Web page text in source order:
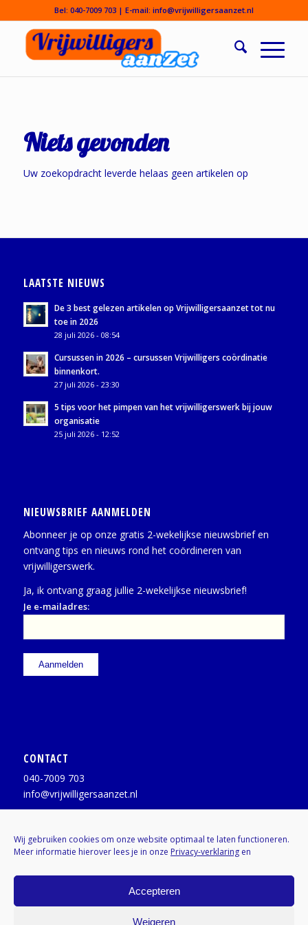
Wij gebruiken cookies om onze website optimaal te laten functioneren.
Meer informatie hierover lees je in onze Privacy-verklaring en
Accepteren
Weigeren
Bel: 040-7009 703| E-mail: info@vrijwilligersaanzet.nl
Niets gevonden
Uw zoekopdracht leverde helaas geen artikelen op
LAATSTE NIEUWS
De 3 best gelezen artikelen op Vrijwilligersaanzet tot nu
toe in 2026
28 juli 2026 - 08:54
Cursussen in 2026 – cursussen Vrijwilligers coördinatie
binnenkort.
27 juli 2026 - 23:30
5 tips voor het pimpen van het vrijwilligerswerk bij jouw
organisatie
25 juli 2026 - 12:52
NIEUWSBRIEF AANMELDEN
Abonneer je op onze gratis 2-wekelijkse nieuwsbrief en
ontvang tips en nieuws rond het coördineren van
vrijwilligerswerk.
Ja, ik ontvang graag jullie 2-wekelijkse nieuwsbrief!
Je e-mailadres:
CONTACT
040-7009 703
info@vrijwilligersaanzet.nl
X / Twitter:@vrijwilligerAZ
Kenniscentrumvrijwilligers